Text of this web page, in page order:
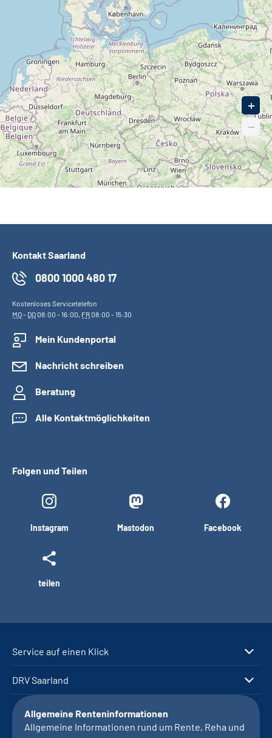
+
−
Kontakt Saarland
0800 1000 480 17
Kostenloses Servicetelefon
MO- DO08:00 - 16:00, FR08:00 - 15:30
Mein Kundenportal
Nachricht schreiben
Beratung
Alle Kontaktmöglichkeiten
Folgen und Teilen
Instagram Mastodon Facebook
teilen
Service auf einen Klick
DRV Saarland
Allgemeine Renteninformationen
Allgemeine Informationen rund um Rente, Reha und